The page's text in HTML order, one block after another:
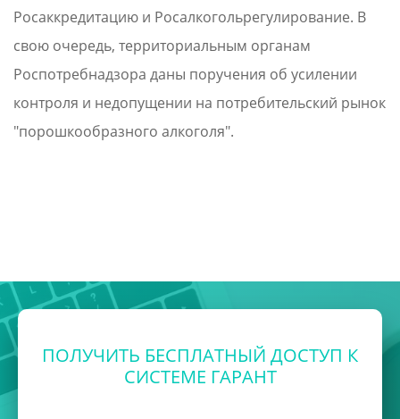
Росаккредитацию и Росалкогольрегулирование. В
свою очередь, территориальным органам
Роспотребнадзора даны поручения об усилении
контроля и недопущении на потребительский рынок
"порошкообразного алкоголя".
ПОЛУЧИТЬ БЕСПЛАТНЫЙ ДОСТУП К
СИСТЕМЕ ГАРАНТ